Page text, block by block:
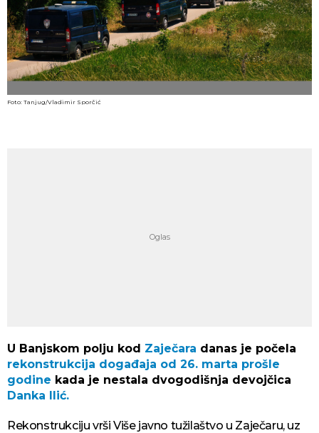
Foto: Tanjug/Vladimir Sporčić
U Banjskom polju kod Zaječara danas je počela
rekonstrukcija događaja od 26. marta prošle
godine kada je nestala dvogodišnja devojčica
Danka Ilić.
Rekonstrukciju vrši Više javno tužilaštvo u Zaječaru, uz